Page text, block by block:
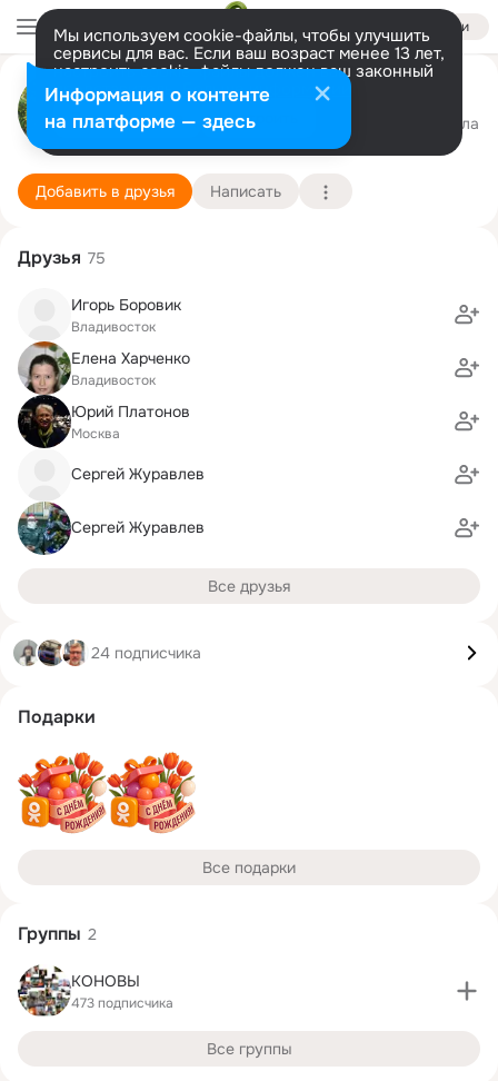
Войти
Мы используем cookie-файлы, чтобы улучшить
сервисы для вас. Если ваш возраст менее 13 лет,
настроить cookie-файлы должен ваш законный
представитель. Больше информации
Разрешить все Настроить
Виктория Конова
Москва-Находка
3 школа
Подробнее
Добавить в друзья Написать
Друзья 75
Игорь Боровик
Владивосток
Елена Харченко
Владивосток
Юрий Платонов
Москва
Сергей Журавлев
Сергей Журавлев
Все друзья
24 подписчика
Подарки
Все подарки
Группы 2
КОНОВЫ
473 подписчика
Все группы
Информация о контенте
на платформе — здесь